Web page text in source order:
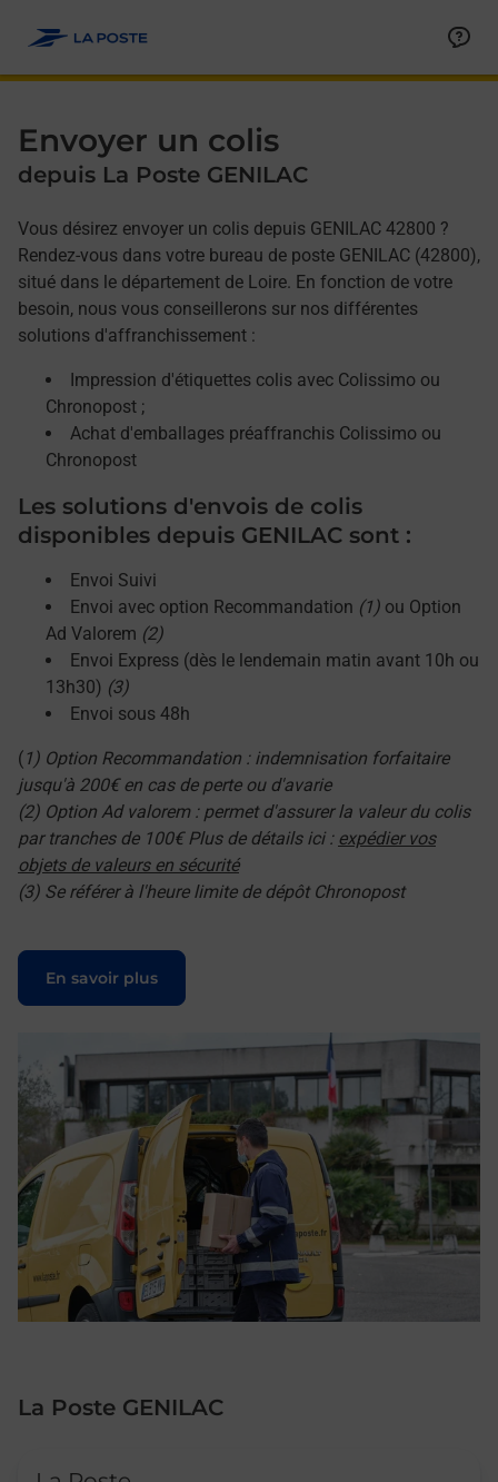
Envoyer un colis
depuis La Poste GENILAC
Vous désirez envoyer un colis depuis GENILAC 42800 ?
Rendez-vous dans votre bureau de poste GENILAC (42800),
situé dans le département de Loire. En fonction de votre
besoin, nous vous conseillerons sur nos différentes
solutions d'affranchissement :
Impression d'étiquettes colis avec Colissimo ou
Chronopost ;
Achat d'emballages préaffranchis Colissimo ou
Chronopost
Les solutions d'envois de colis
disponibles depuis GENILAC sont :
Envoi Suivi
Envoi avec option Recommandation (1) ou Option
Ad Valorem (2)
Envoi Express (dès le lendemain matin avant 10h ou
13h30) (3)
Envoi sous 48h
( 1) Option Recommandation : indemnisation forfaitaire
jusqu'à 200€ en cas de perte ou d'avarie
(2) Option Ad valorem : permet d'assurer la valeur du colis
par tranches de 100€ Plus de détails ici : expédier vos
objets de valeurs en sécurité
(3) Se référer à l'heure limite de dépôt Chronopost
En savoir plus
Le lien s'ouvre dans un nouvel onglet
La Poste GENILAC